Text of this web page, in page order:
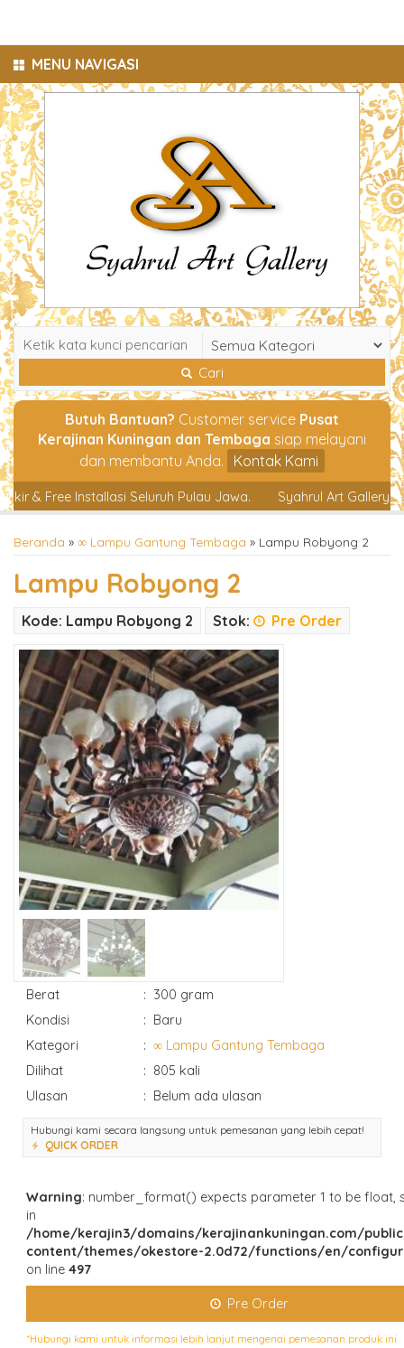
MENU NAVIGASI
Cari
Butuh Bantuan? Customer service Pusat
Kerajinan Kuningan dan Tembaga siap melayani
dan membantu Anda.
Kontak Kami
Free Installasi Seluruh Pulau Jawa. Syahrul Art Gallery, Tlp/
Beranda » ∞ Lampu Gantung Tembaga » Lampu Robyong 2
Lampu Robyong 2
Kode: Lampu Robyong 2 Stok: Pre Order
Berat : 300 gram
Kondisi
: Baru
Kategori
: ∞ Lampu Gantung Tembaga
Dilihat
: 805 kali
Ulasan
: Belum ada ulasan
Hubungi kami secara langsung untuk pemesanan yang lebih cepat!
QUICK ORDER
Warning: number_format() expects parameter 1 to be float,
in
/home/kerajin3/domains/kerajinankuningan.com/
content/themes/okestore-2.0d72/functions/en/
on line 497
Pre Order
*Hubungi kami untuk informasi lebih lanjut mengenai pemesanan produk ini.